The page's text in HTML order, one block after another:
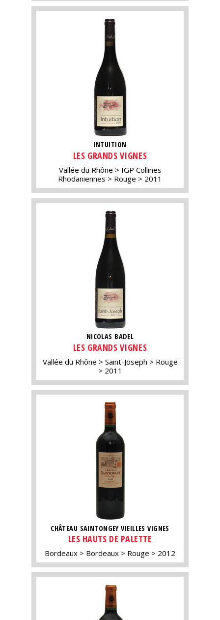
INTUITION
LES GRANDS VIGNES
Vallée du Rhône
IGP Collines
Rhodaniennes
Rouge 2011
NICOLAS BADEL
LES GRANDS VIGNES
Vallée du Rhône Saint-Joseph
Rouge
2011
CHÂTEAU SAINTONGEY VIEILLES VIGNES
LES HAUTS DE PALETTE
Bordeaux Bordeaux Rouge 2012